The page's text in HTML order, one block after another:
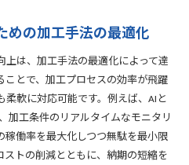
めの加工手法の最適化
は、加工手法の最適化によって達
とで、加工プロセスの効率が飛躍
軟に対応可能です。例えば、AIと
加工条件のリアルタイムなモニタリ
働率を最大化しつつ無駄を最小限
トの削減とともに、納期の短縮を